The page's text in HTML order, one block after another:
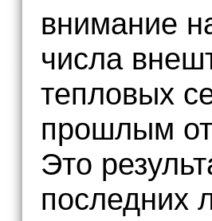
внимание
числа
тепловых
прошлым
Это
последних